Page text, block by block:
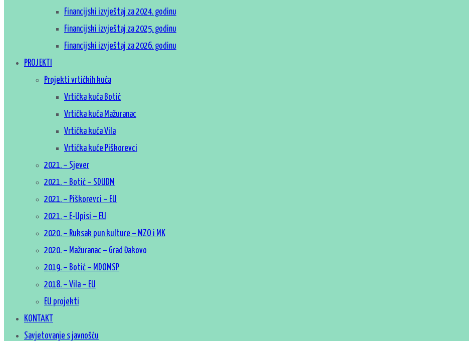
Financijski izvještaj za 2024. godinu
Financijski izvještaj za 2025. godinu
Financijski izvještaj za 2026. godinu
PROJEKTI
Projekti vrtićkih kuća
Vrtićka kuća Botić
Vrtićka kuća Mažuranac
Vrtićka kuća Vila
Vrtićka kuće Piškorevci
2021. – Sjever
2021. – Botić – SDUDM
2021. – Piškorevci – EU
2021. – E-Upisi – EU
2020. – Ruksak pun kulture – MZO i MK
2020. – Mažuranac – Grad Đakovo
2019. – Botić – MDOMSP
2018. – Vila – EU
EU projekti
KONTAKT
Savjetovanje s javnošću